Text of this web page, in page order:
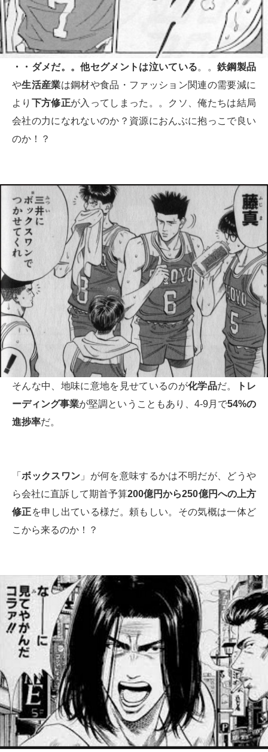
・・ダメだ。。他セグメントは泣いている。。鉄鋼製品
や生活産業は鋼材や食品・ファッション関連の需要減に
より
下方修正が入ってしまった。。クソ、俺たちは結局
会社の力になれないのか？資源におんぶに抱っこで良い
のか！？
そんな中、地味に意地を見せているのが化学品だ。
トレ
ーディング事業が堅調ということもあり、4-9月で54%の
進捗率だ。
「ボックスワン 」が何を意味するかは不明だが、どうや
ら会社に直訴して期首予算200億円から250億円への上方
修正を申し出ている様だ。頼もしい。その気概は一体ど
こから来るのか！？